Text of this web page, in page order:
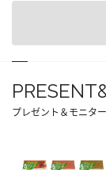
プレゼント＆モニター